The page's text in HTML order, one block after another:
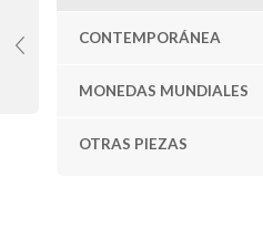
CONTEMPORÁNEA
MONEDAS MUNDIALES
OTRAS PIEZAS